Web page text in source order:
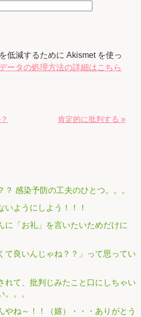
低減するために Akismet を使っ
ータの処理方法の詳細はこちら
肯定的に批判する »
？ 感染予防の工夫のひとつ。。。
いようにしよう！！！
に「お礼」を言いたいためだけに
て良いんじゃね？？」って思ってい
れて、批判じみたこと口にしちゃい
。。。
やね～！！（嬉）・・・ありがとう